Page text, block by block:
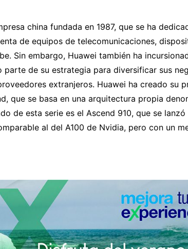
china fundada en 1987, que se ha
de equipos de telecomunicaciones,
Sin embargo, Huawei también ha
parte de su estrategia para diversificar sus
extranjeros. Huawei ha creado su
que se basa en una arquitectura propia
de esta serie es el Ascend 910, que se
al del A100 de Nvidia, pero con un